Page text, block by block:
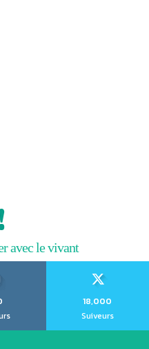
avec le vivant
18,000
Suiveurs